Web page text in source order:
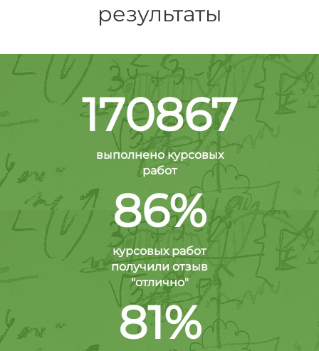
результаты
170867
выполнено курсовых
работ
86%
курсовых работ
получили отзыв
"отлично"
81%